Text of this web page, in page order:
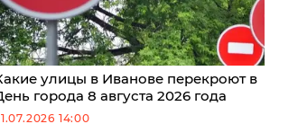
улицы в Иванове перекроют в
города 8 августа 2026 года
14:00